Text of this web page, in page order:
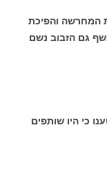
המחרשה והפיכת
גם הזבוב נשם
כי היו שותפים